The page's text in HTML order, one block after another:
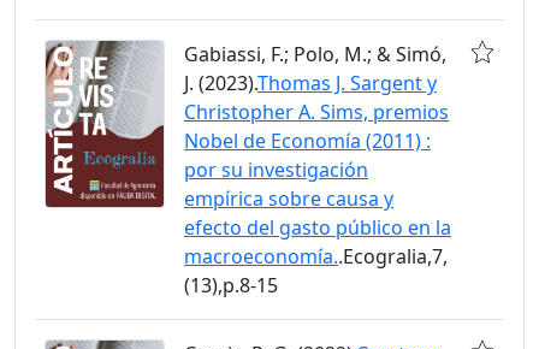
Gabiassi, F.; Polo, M.; & Simó,
J. (2023).Thomas J. Sargent y
Christopher A. Sims, premios
Nobel de Economía (2011) :
por su investigación
empírica sobre causa y
efecto del gasto público en la
macroeconomía..Ecogralia,7,
(13),p.8-15